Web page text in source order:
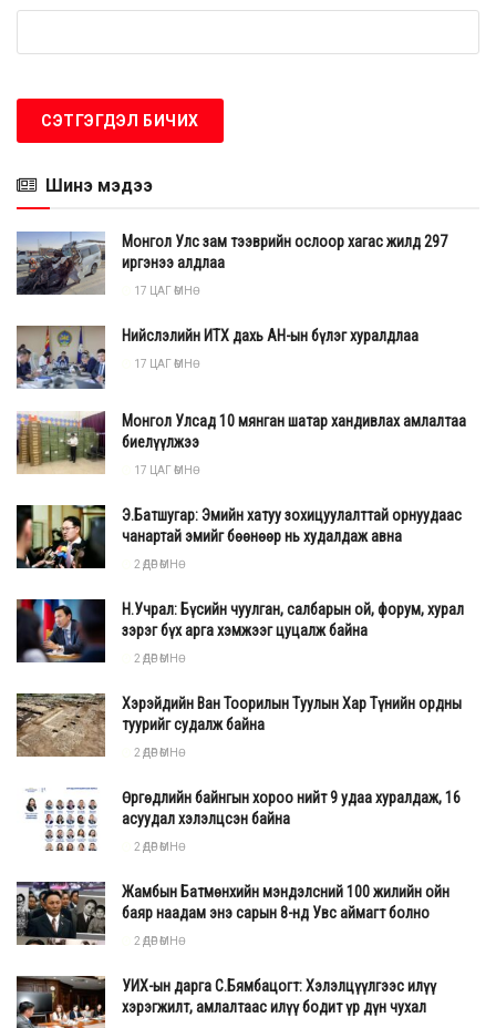
Шинэ мэдээ
Монгол Улс зам тээврийн ослоор хагас жилд 297
иргэнээ алдлаа
17 ЦАГ ӨМНӨ
Нийслэлийн ИТХ дахь АН-ын бүлэг хуралдлаа
17 ЦАГ ӨМНӨ
Монгол Улсад 10 мянган шатар хандивлах амлалтаа
биелүүлжээ
17 ЦАГ ӨМНӨ
Э.Батшугар: Эмийн хатуу зохицуулалттай орнуудаас
чанартай эмийг бөөнөөр нь худалдаж авна
2 ӨДӨР ӨМНӨ
Н.Учрал: Бүсийн чуулган, салбарын ой, форум, хурал
зэрэг бүх арга хэмжээг цуцалж байна
2 ӨДӨР ӨМНӨ
Хэрэйдийн Ван Тоорилын Туулын Хар Түнийн ордны
туурийг судалж байна
2 ӨДӨР ӨМНӨ
Өргөдлийн байнгын хороо нийт 9 удаа хуралдаж, 16
асуудал хэлэлцсэн байна
2 ӨДӨР ӨМНӨ
Жамбын Батмөнхийн мэндэлсний 100 жилийн ойн
баяр наадам энэ сарын 8-нд Увс аймагт болно
2 ӨДӨР ӨМНӨ
УИХ-ын дарга С.Бямбацогт: Хэлэлцүүлгээс илүү
хэрэгжилт, амлалтаас илүү бодит үр дүн чухал